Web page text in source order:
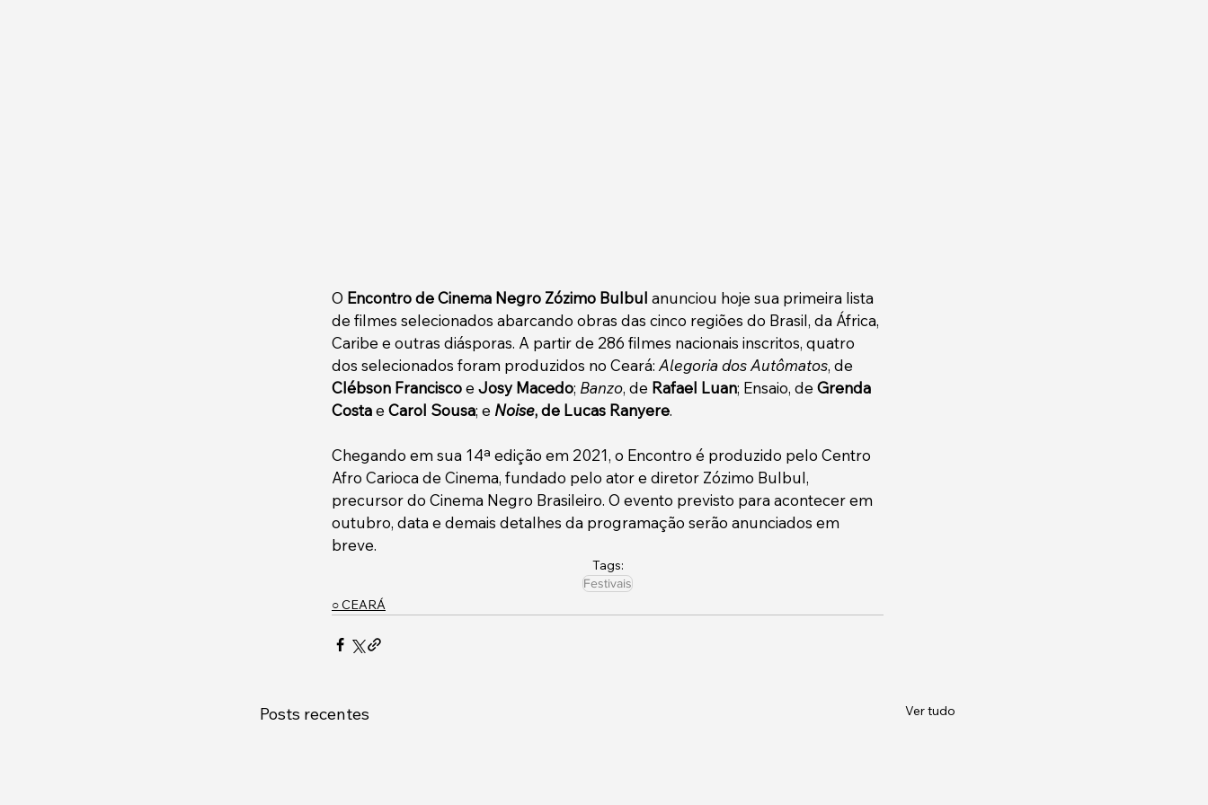
O Encontro de Cinema Negro Zózimo Bulbul anunciou hoje sua primeira lista
de filmes selecionados abarcando obras das cinco regiões do Brasil, da África,
Caribe e outras diásporas. A partir de 286 filmes nacionais inscritos, quatro
dos selecionados foram produzidos no Ceará: Alegoria dos Autômatos, de
Clébson Francisco e Josy Macedo; Banzo, de Rafael Luan; Ensaio, de Grenda
Costa e Carol Sousa; e Noise, de Lucas Ranyere.
Chegando em sua 14ª edição em 2021, o Encontro é produzido pelo Centro
Afro Carioca de Cinema, fundado pelo ator e diretor Zózimo Bulbul,
precursor do Cinema Negro Brasileiro. O evento previsto para acontecer em
outubro, data e demais detalhes da programação serão anunciados em
breve.
Tags:
Festivais
○ CEARÁ
Posts recentes Ver tudo